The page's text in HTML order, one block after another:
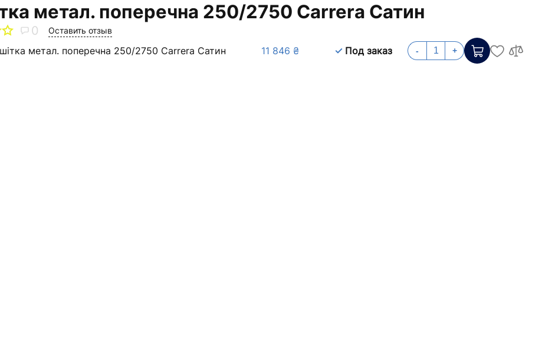
метал. поперечна 250/2750 Carrera Сатин
0 Оставить отзыв
метал. поперечна 250/2750 Carrera Сатин 11 846 ₴ Под заказ - +